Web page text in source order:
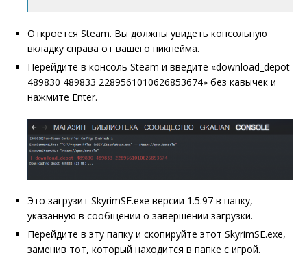
Откроется Steam. Вы должны увидеть консольную
вкладку справа от вашего никнейма.
Перейдите в консоль Steam и введите «download_depot
489830 489833 2289561010626853674» без кавычек и
нажмите Enter.
Это загрузит SkyrimSE.exe версии 1.5.97 в папку,
указанную в сообщении о завершении загрузки.
Перейдите в эту папку и скопируйте этот SkyrimSE.exe,
заменив тот, который находится в папке с игрой.